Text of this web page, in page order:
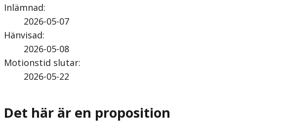
Inlämnad:
2026-05-07
Hänvisad:
2026-05-08
Motionstid slutar:
2026-05-22
Det här är en proposition